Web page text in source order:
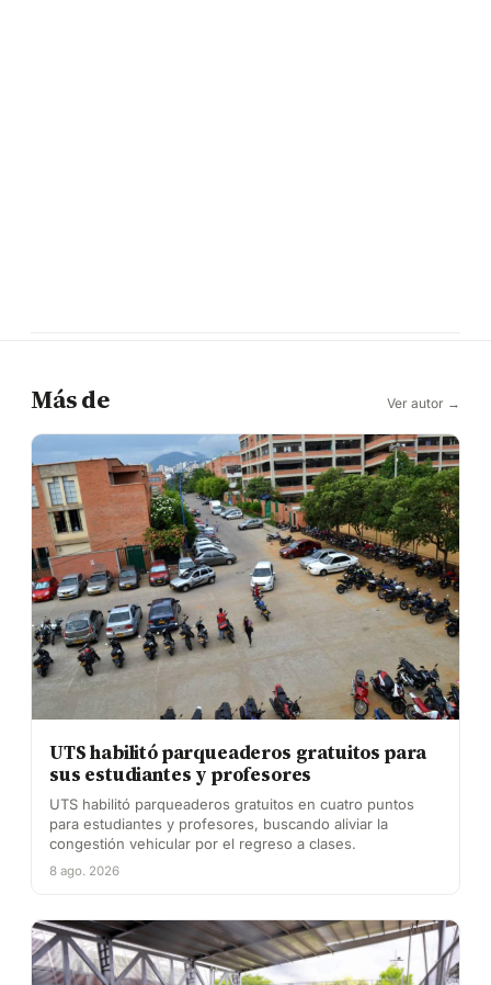
Más de Ver autor →
UTS habilitó parqueaderos gratuitos para
sus estudiantes y profesores
UTS habilitó parqueaderos gratuitos en cuatro puntos
para estudiantes y profesores, buscando aliviar la
congestión vehicular por el regreso a clases.
8 ago. 2026